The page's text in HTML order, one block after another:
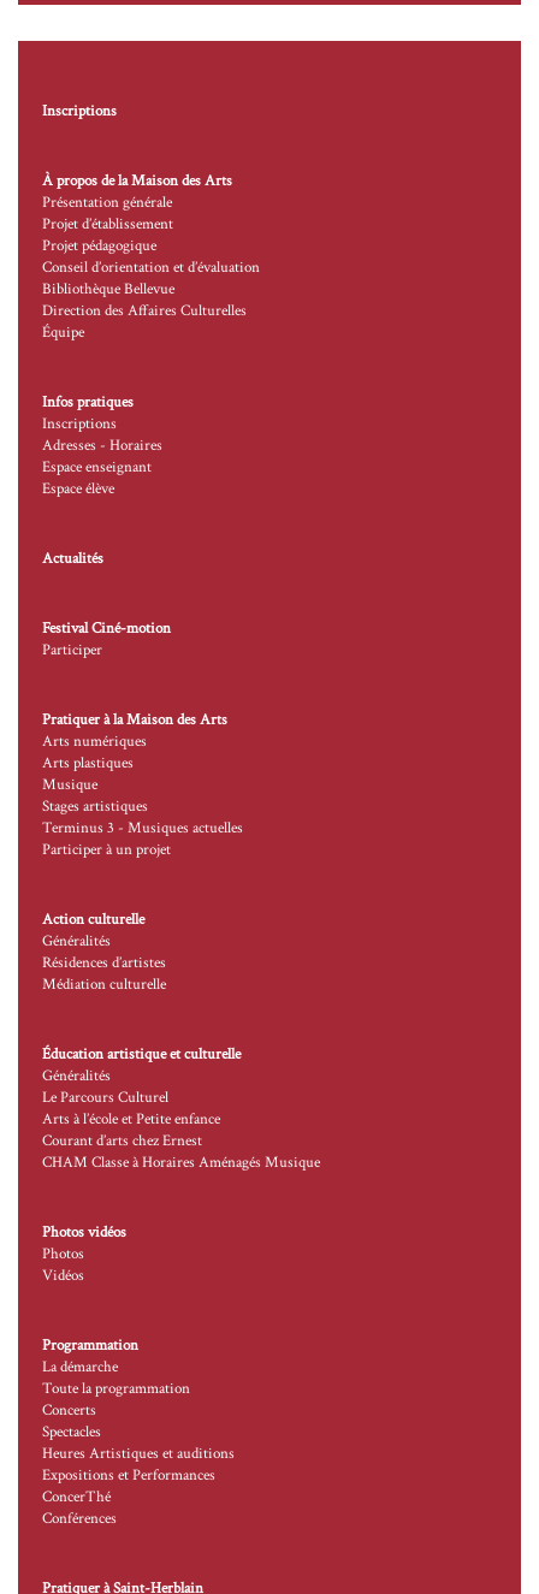
Inscriptions
À propos de la Maison des Arts
Présentation générale
Projet d’établissement
Projet pédagogique
Conseil d’orientation et d’évaluation
Bibliothèque Bellevue
Direction des Affaires Culturelles
Équipe
Infos pratiques
Inscriptions
Adresses - Horaires
Espace enseignant
Espace élève
Actualités
Festival Ciné-motion
Participer
Pratiquer à la Maison des Arts
Arts numériques
Arts plastiques
Musique
Stages artistiques
Terminus 3 - Musiques actuelles
Participer à un projet
Action culturelle
Généralités
Résidences d’artistes
Médiation culturelle
Éducation artistique et culturelle
Généralités
Le Parcours Culturel
Arts à l’école et Petite enfance
Courant d’arts chez Ernest
CHAM Classe à Horaires Aménagés Musique
Photos vidéos
Photos
Vidéos
Programmation
La démarche
Toute la programmation
Concerts
Spectacles
Heures Artistiques et auditions
Expositions et Performances
ConcerThé
Conférences
Pratiquer à Saint-Herblain